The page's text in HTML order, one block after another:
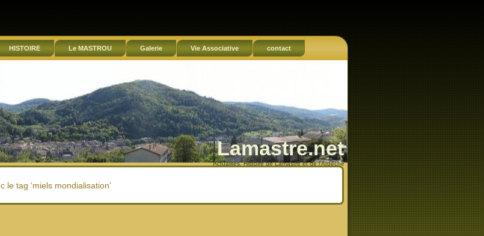
HISTOIRE Le MASTROU Galerie Vie Associative contact
Lamastre.net
Actualités, Histoire de Lamastre et de l'Ardèche
le tag ‘miels mondialisation’